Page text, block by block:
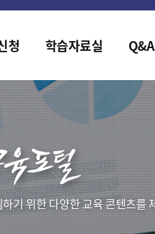
다.
청 학습자료실 Q&A
기 위한 다양한 교육 콘텐츠를